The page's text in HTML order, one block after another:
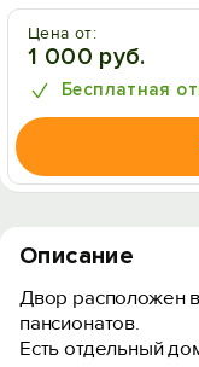
Цена от:
1 000 руб.
Бесплатная
Описание
Двор расположен
пансионатов.
Есть отдельный